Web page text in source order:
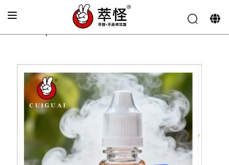
Arôme pour cigarette électronique
Essence de